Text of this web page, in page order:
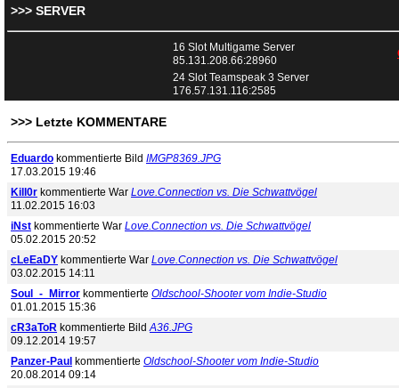
>>> SERVER
16 Slot Multigame Server
85.131.208.66:28960
24 Slot Teamspeak 3 Server
176.57.131.116:2585
>>> Letzte KOMMENTARE
Eduardo kommentierte Bild IMGP8369.JPG
17.03.2015 19:46
Kill0r kommentierte War Love.Connection vs. Die Schwattvögel
11.02.2015 16:03
iNst kommentierte War Love.Connection vs. Die Schwattvögel
05.02.2015 20:52
cLeEaDY kommentierte War Love.Connection vs. Die Schwattvögel
03.02.2015 14:11
Soul_-_Mirror kommentierte Oldschool-Shooter vom Indie-Studio
01.01.2015 15:36
cR3aToR kommentierte BildA36.JPG
09.12.2014 19:57
Panzer-Paul kommentierte Oldschool-Shooter vom Indie-Studio
20.08.2014 09:14